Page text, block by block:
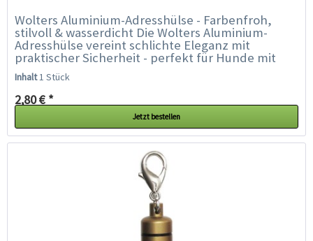
Wolters Aluminium-Adresshülse - Farbenfroh,
stilvoll & wasserdicht Die Wolters Aluminium-
Adresshülse vereint schlichte Eleganz mit
praktischer Sicherheit - perfekt für Hunde mit
Stil. Ob Prinz oder Prinzessin,...
Inhalt1 Stück
2,80 € *
Jetzt bestellen